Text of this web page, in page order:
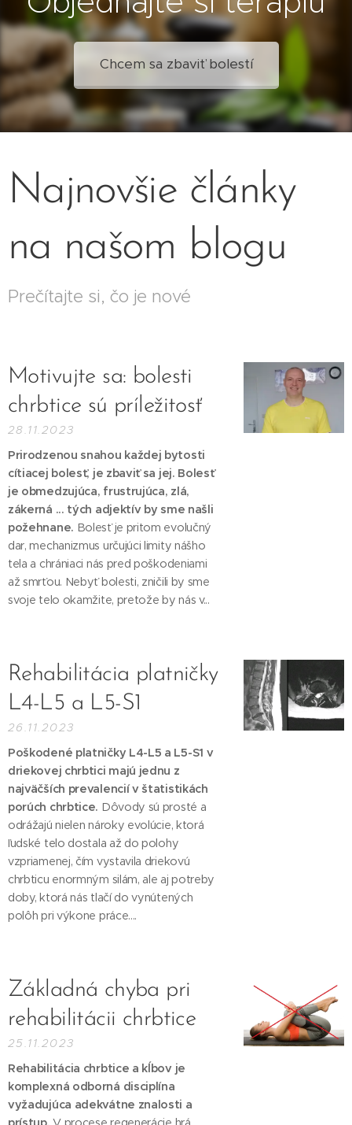
Chcem sa zbaviť bolestí
Najnovšie články
na našom blogu
Prečítajte si, čo je nové
Motivujte sa: bolesti
chrbtice sú príležitosť
28.11.2023
Prirodzenou snahou každej bytosti
cítiacej bolesť, je zbaviť sa jej. Bolesť
je obmedzujúca, frustrujúca, zlá,
zákerná ... tých adjektív by sme našli
požehnane. Bolesť je pritom evolučný
dar, mechanizmus určujúci limity nášho
tela a chrániaci nás pred poškodeniami
až smrťou. Nebyť bolesti, zničili by sme
svoje telo okamžite, pretože by nás v...
Rehabilitácia platničky
L4-L5 a L5-S1
26.11.2023
Poškodené platničky L4-L5 a L5-S1 v
driekovej chrbtici majú jednu z
najväčších prevalencií v štatistikách
porúch chrbtice. Dôvody sú prosté a
odrážajú nielen nároky evolúcie, ktorá
ľudské telo dostala až do polohy
vzpriamenej, čím vystavila driekovú
chrbticu enormným silám, ale aj potreby
doby, ktorá nás tlačí do vynútených
polôh pri výkone práce....
Základná chyba pri
rehabilitácii chrbtice
25.11.2023
Rehabilitácia chrbtice a kĺbov je
komplexná odborná disciplína
vyžadujúca adekvátne znalosti a